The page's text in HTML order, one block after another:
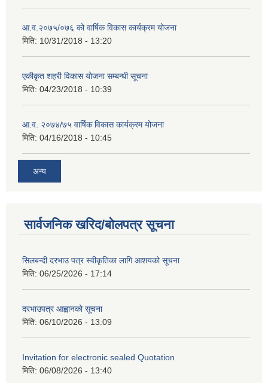
आ.व.२०७५/०७६ को वार्षिक विकास कार्यक्रम योजना
मिति: 10/31/2018 - 13:20
एकीकृत शहरी विकास योजना सम्बन्धी सूचना
मिति: 04/23/2018 - 10:39
आ.व. २०७४/७५ वार्षिक विकास कार्यक्रम योजना
मिति: 04/16/2018 - 10:45
अन्य
सार्वजनिक खरिद/बोलपत्र सूचना
सिलबन्दी दरभाउ पत्र स्वीकृतिका लागि आशयको सूचना
मिति: 06/25/2026 - 17:14
दरभाउपत्र आह्वानको सूचना
मिति: 06/10/2026 - 13:09
Invitation for electronic sealed Quotation
मिति: 06/08/2026 - 13:40